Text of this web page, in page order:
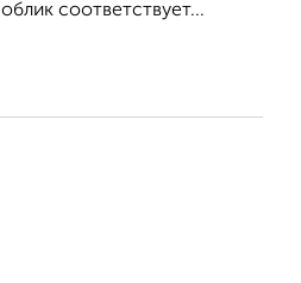
соответствует...